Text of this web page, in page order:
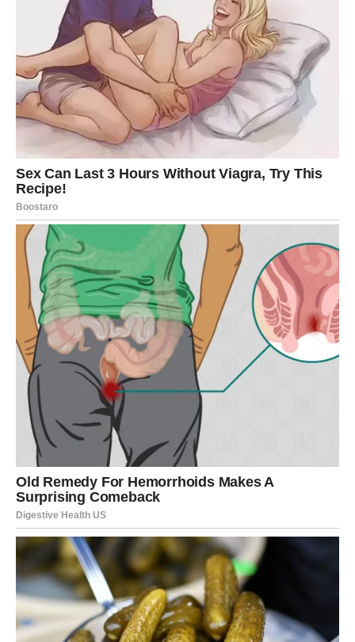
Kapacitet moje šalice je 200 mililitara, dok je tava promjera 25
centimetara; ovaj recept daje ukupno 10 palačinki.
📝 Sastojci: • 3 jaja • 1 žličica šećera (10 g) • 1,5 žličica soli (5
g) • 400 ml mlijeka (ekvivalentno 2 šalice) • 200 g brašna
(otprilike 1 šalica plus 4 ravne žlice-ni puno ni premalo, kako
možete shvatiti 😗🤓) • 2 žlice biljnog ulja (20 ml) • 100 g
naribanog cheddar sira • 50 g šunke narezane na sitne
kockice • Sitno sjeckani peršin
Zanemario sam uključiti sjemenke crnog kima; no uvjeravam
vas da izvrsno nadopunjuju ovo jelo. 🥲
NAČIN PRIPREME:
Pomiješajte sve sastojke u blenderu, osim cheddara i peršina,
i miksajte dok ne bude potpuno glatko, pazeći da nema
grudica. Nakon toga umiješajte cheddar i peršin. Kuhajte
smjesu na srednje niskoj vatri, pazeći da se početna strana
temeljito zapeče prije okretanja i kuhanja dodatnih 5 do 10
sekundi.